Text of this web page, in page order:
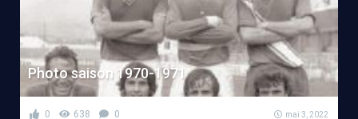
Photo saison 1970-1971
0 638 0 mai 3, 2022